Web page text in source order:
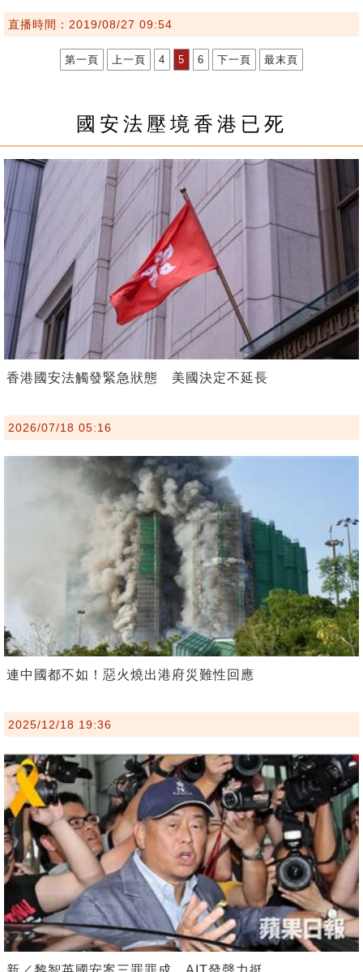
直播時間：2019/08/27 09:54
第一頁 上一頁 4 5 6 下一頁 最末頁
國安法壓境香港已死
香港國安法觸發緊急狀態 美國決定不延長
2026/07/18 05:16
連中國都不如！惡火燒出港府災難性回應
2025/12/18 19:36